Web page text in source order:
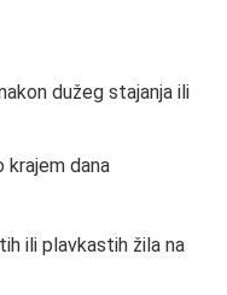
dužeg stajanja ili
krajem dana
ili plavkastih žila na